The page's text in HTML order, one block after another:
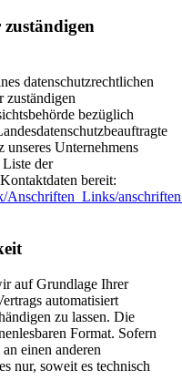
zuständigen
datenschutzrechtlichen
zuständigen
bezüglich
unseres Unternehmens
der
bereit:
auf Grundlage Ihrer
automatisiert
zu lassen. Die
Format. Sofern
einen anderen
nur, soweit es technisch